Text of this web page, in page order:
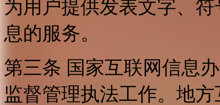
为用户提供发表文字、
息的服务。
第三条 国家互联网信息
监督管理执法工作。地